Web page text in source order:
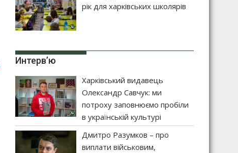
рік для харківських школярів
Интерв’ю
Харківський видавець
Олександр Савчук: ми
потроху заповнюємо пробіли
в українській культурі
Дмитро Разумков – про
виплати військовим,